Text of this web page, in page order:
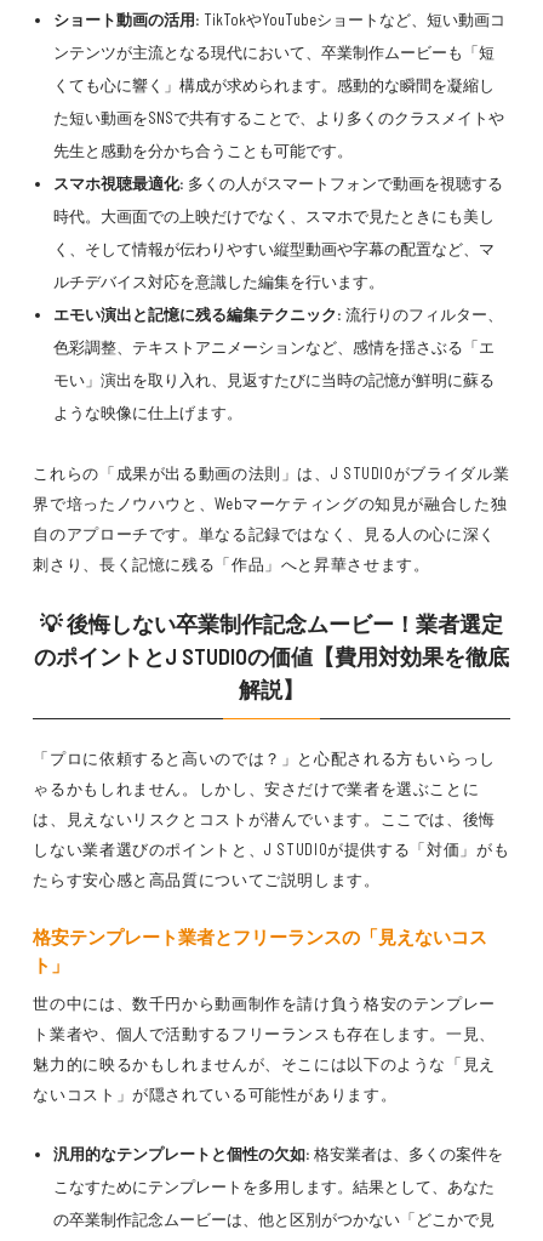
ショート動画の活用: TikTokやYouTubeショートなど、短い動画コ
ンテンツが主流となる現代において、卒業制作ムービーも「短
くても心に響く」構成が求められます。感動的な瞬間を凝縮し
た短い動画をSNSで共有することで、より多くのクラスメイトや
先生と感動を分かち合うことも可能です。
スマホ視聴最適化: 多くの人がスマートフォンで動画を視聴する
時代。大画面での上映だけでなく、スマホで見たときにも美し
く、そして情報が伝わりやすい縦型動画や字幕の配置など、マ
ルチデバイス対応を意識した編集を行います。
エモい演出と記憶に残る編集テクニック: 流行りのフィルター、
色彩調整、テキストアニメーションなど、感情を揺さぶる「エ
モい」演出を取り入れ、見返すたびに当時の記憶が鮮明に蘇る
ような映像に仕上げます。
これらの「成果が出る動画の法則」は、J STUDIOがブライダル業
界で培ったノウハウと、Webマーケティングの知見が融合した独
自のアプローチです。単なる記録ではなく、見る人の心に深く
刺さり、長く記憶に残る「作品」へと昇華させます。
💡 後悔しない卒業制作記念ムービー！業者選定
のポイントとJ STUDIOの価値【費用対効果を徹底
解説】
「プロに依頼すると高いのでは？」と心配される方もいらっし
ゃるかもしれません。しかし、安さだけで業者を選ぶことに
は、見えないリスクとコストが潜んでいます。ここでは、後悔
しない業者選びのポイントと、J STUDIOが提供する「対価」がも
たらす安心感と高品質についてご説明します。
格安テンプレート業者とフリーランスの「見えないコス
ト」
世の中には、数千円から動画制作を請け負う格安のテンプレー
ト業者や、個人で活動するフリーランスも存在します。一見、
魅力的に映るかもしれませんが、そこには以下のような「見え
ないコスト」が隠されている可能性があります。
汎用的なテンプレートと個性の欠如: 格安業者は、多くの案件を
こなすためにテンプレートを多用します。結果として、あなた
の卒業制作記念ムービーは、他と区別がつかない「どこかで見